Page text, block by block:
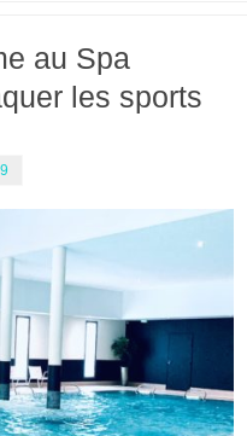
au Spa
les sports